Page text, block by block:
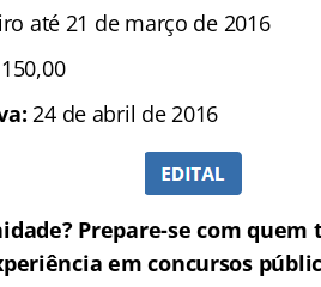
até 21 de março de 2016
24 de abril de 2016
Prepare-se com
em concursos